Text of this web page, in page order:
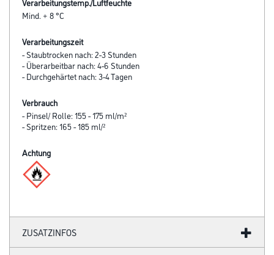
Mind. + 8 °C
Verarbeitungszeit
- Staubtrocken nach: 2-3 Stunden
- Überarbeitbar nach: 4-6 Stunden
- Durchgehärtet nach: 3-4 Tagen
Verbrauch
- Pinsel/ Rolle: 155 - 175 ml/m²
- Spritzen: 165 - 185 ml/²
Achtung
ZUSATZINFOS